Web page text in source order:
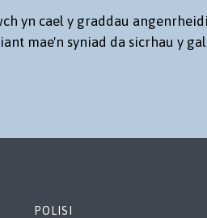
yn cael y graddau
mae'n syniad da sicrhau y
POLISI